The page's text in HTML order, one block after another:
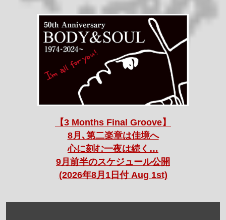
【3 Months Final Groove】
8月､第二楽章は佳境へ
心に刻む一夜は続く…
9月前半のスケジュール公開
(2026年8月1日付 Aug 1st)